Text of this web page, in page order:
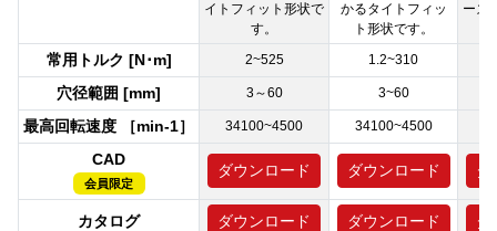
イトフィット形状で
す。
かるタイトフィッ
ト形状です。
ーズ
常用トルク [N･m] 2~525 1.2~310
穴径範囲 [mm] 3～60 3~60
最高回転速度 ［min-1］ 34100~4500 34100~4500
CAD
会員限定
ダウンロード ダウンロード ダ
カタログ ダウンロード ダウンロード ダ